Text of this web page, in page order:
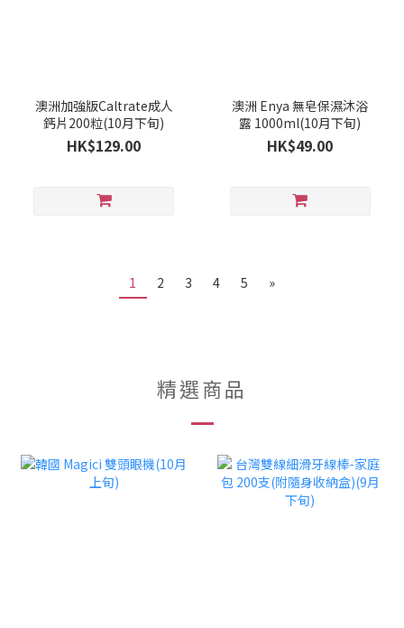
澳洲加強版Caltrate成人
鈣片200粒(10月下旬)
HK$129.00
澳洲 Enya 無皂保濕沐浴
露 1000ml(10月下旬)
HK$49.00
1 2 3 4 5 »
精選商品